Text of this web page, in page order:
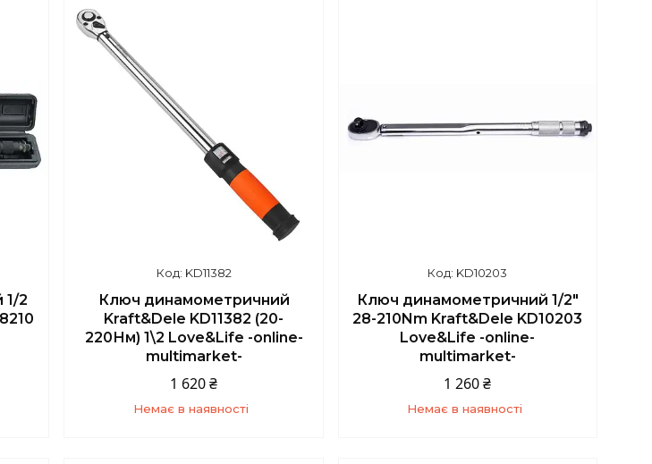
1/2
KD11382
Ключ динамометричний
Kraft&Dele KD11382 (20-
220Нм) 1\2 Love&Life -online-
multimarket-
1 620 ₴
Немає в наявності
KD10203
Ключ динамометричний 1/2"
28-210Nm Kraft&Dele KD10203
Love&Life -online-
multimarket-
1 260 ₴
Немає в наявності